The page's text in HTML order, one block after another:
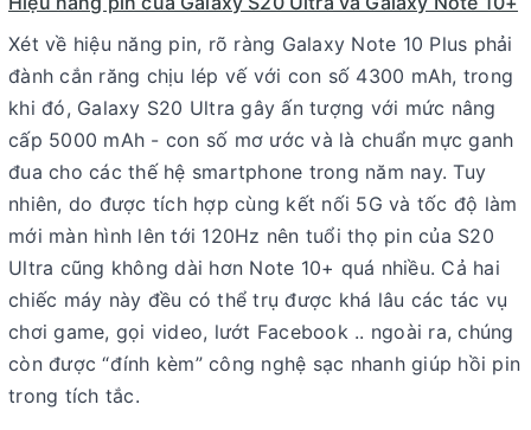
Xét về hiệu năng pin, rõ ràng Galaxy Note 10 Plus phải
đành cắn răng chịu lép vế với con số 4300 mAh, trong
khi đó, Galaxy S20 Ultra gây ấn tượng với mức nâng
cấp 5000 mAh - con số mơ ước và là chuẩn mực ganh
đua cho các thế hệ smartphone trong năm nay. Tuy
nhiên, do được tích hợp cùng kết nối 5G và tốc độ làm
mới màn hình lên tới 120Hz nên tuổi thọ pin của S20
Ultra cũng không dài hơn Note 10+ quá nhiều. Cả hai
chiếc máy này đều có thể trụ được khá lâu các tác vụ
chơi game, gọi video, lướt Facebook .. ngoài ra, chúng
còn được “đính kèm” công nghệ sạc nhanh giúp hồi pin
trong tích tắc.